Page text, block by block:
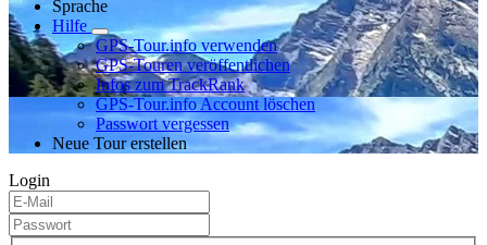
Sprache
Hilfe
GPS-Tour.info verwenden
GPS-Touren veröffentlichen
Infos zum TrackRank
GPS-Tour.info Account löschen
Passwort vergessen
Neue Tour erstellen
Login